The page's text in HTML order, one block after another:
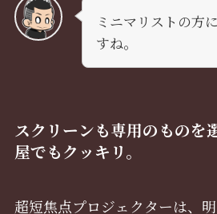
ミニマリストの方
すね。
スクリーンも専用のものを
屋でもクッキリ。
超短焦点プロジェクターは、